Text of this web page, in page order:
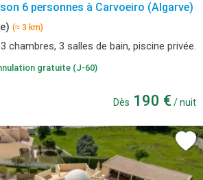
6 personnes à Carvoeiro (Algarve)
(≈ 3 km)
chambres, 3 salles de bain, piscine privée.
gratuite (J-60)
Dès 190 € / nuit